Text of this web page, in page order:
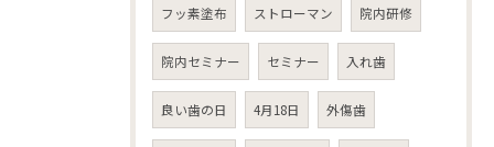
フッ素塗布 ストローマン 院内研修
院内セミナー セミナー 入れ歯
良い歯の日 4月18日 外傷歯